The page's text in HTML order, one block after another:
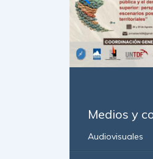
Medios y
Audiovisuales